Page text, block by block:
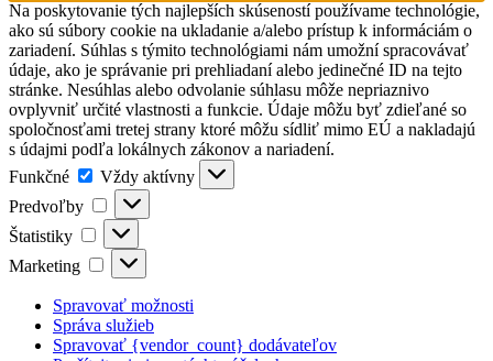
Na poskytovanie tých najlepších skúseností používame technológie,
ako sú súbory cookie na ukladanie a/alebo prístup k informáciám o
zariadení. Súhlas s týmito technológiami nám umožní spracovávať
údaje, ako je správanie pri prehliadaní alebo jedinečné ID na tejto
stránke. Nesúhlas alebo odvolanie súhlasu môže nepriaznivo
ovplyvniť určité vlastnosti a funkcie. Údaje môžu byť zdieľané so
spoločnosťami tretej strany ktoré môžu sídliť mimo EÚ a nakladajú
s údajmi podľa lokálnych zákonov a nariadení.
Funkčné
Funkčné
Vždy aktívny
Predvoľby
Predvoľby
Štatistiky Štatistiky
Marketing Marketing
Spravovať možnosti
Správa služieb
Spravovať {vendor_count} dodávateľov